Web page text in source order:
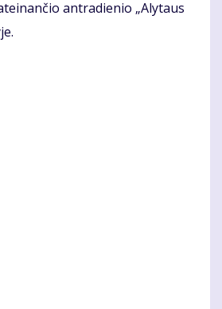
antradienio „Alytaus